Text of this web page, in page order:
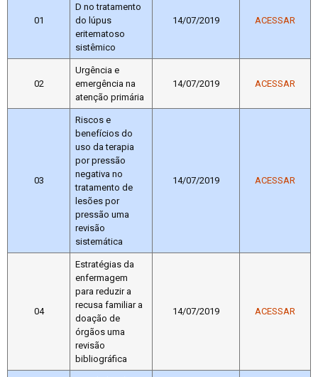
01
D no tratamento
do lúpus
eritematoso
sistêmico
14/07/2019 ACESSAR
02
Urgência e
emergência na
atenção primária
14/07/2019 ACESSAR
03
Riscos e
benefícios do
uso da terapia
por pressão
negativa no
tratamento de
lesões por
pressão uma
revisão
sistemática
14/07/2019 ACESSAR
04
Estratégias da
enfermagem
para reduzir a
recusa familiar a
doação de
órgãos uma
revisão
bibliográfica
14/07/2019 ACESSAR